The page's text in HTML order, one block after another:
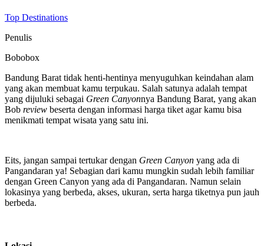
Top Destinations
Penulis
Bobobox
Bandung Barat tidak henti-hentinya menyuguhkan keindahan alam
yang akan membuat kamu terpukau. Salah satunya adalah tempat
yang dijuluki sebagai Green Canyonnya Bandung Barat, yang akan
Bob review beserta dengan informasi harga tiket agar kamu bisa
menikmati tempat wisata yang satu ini.
Eits, jangan sampai tertukar dengan Green Canyon yang ada di
Pangandaran ya! Sebagian dari kamu mungkin sudah lebih familiar
dengan Green Canyon yang ada di Pangandaran. Namun selain
lokasinya yang berbeda, akses, ukuran, serta harga tiketnya pun jauh
berbeda.